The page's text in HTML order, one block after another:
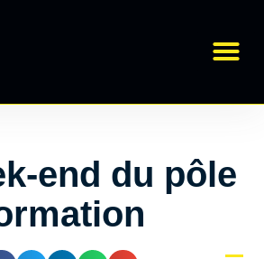
end du pôle